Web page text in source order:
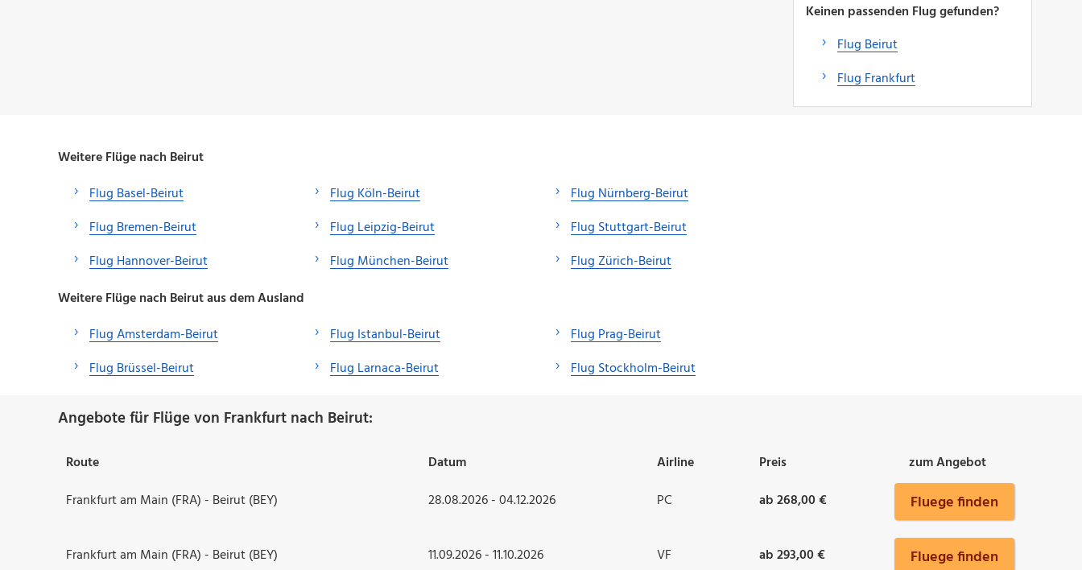
Keinen passenden Flug gefunden?
Flug Beirut
Flug Frankfurt
Weitere Flüge nach Beirut
Flug Basel-Beirut
Flug Bremen-Beirut
Flug Hannover-Beirut
Flug Köln-Beirut
Flug Leipzig-Beirut
Flug München-Beirut
Flug Nürnberg-Beirut
Flug Stuttgart-Beirut
Flug Zürich-Beirut
Weitere Flüge nach Beirut aus dem Ausland
Flug Amsterdam-Beirut
Flug Brüssel-Beirut
Flug Istanbul-Beirut
Flug Larnaca-Beirut
Flug Prag-Beirut
Flug Stockholm-Beirut
Angebote für Flüge von Frankfurt nach Beirut:
Route Datum Airline Preis
zum Angebot
Frankfurt am Main (FRA) - Beirut (BEY)
28.08.2026 - 04.12.2026 PC ab 268,00 € Fluege finden
Frankfurt am Main (FRA) - Beirut (BEY) 11.09.2026 - 11.10.2026 VF ab 293,00 € Fluege finden